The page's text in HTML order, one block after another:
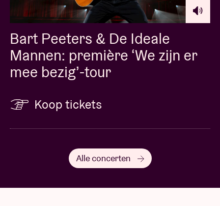
Bart Peeters & De Ideale
Mannen: première ‘We zijn er
mee bezig’-tour
Koop tickets
Alle concerten